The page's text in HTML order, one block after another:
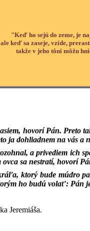
"Keď ho sejú do zeme, je
ale keď sa zaseje, vzíde,
takže v jeho tôni môžu
hovorí Pán. Preto
ja dohliadnem na vás a
a privediem ich
sa nestratí, hovorí
ktorý bude múdro
ho budú volať: Pán
Jeremiáša.